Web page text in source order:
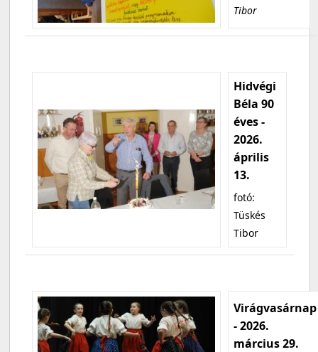
Tibor
Hidvégi
Béla 90
éves -
2026.
április
13.
fotó:
Tüskés
Tibor
Virágvasárnap
- 2026.
március 29.